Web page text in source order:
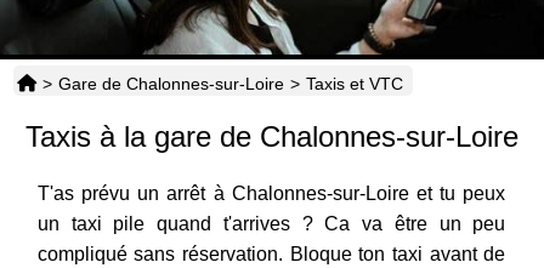
Taxis
> Gare de Chalonnes-sur-Loire > Taxis et VTC
Taxis à la gare de Chalonnes-sur-Loire
T'as prévu un arrêt à Chalonnes-sur-Loire et tu peux
un taxi pile quand t'arrives ? Ca va être un peu
compliqué sans réservation. Bloque ton taxi avant de